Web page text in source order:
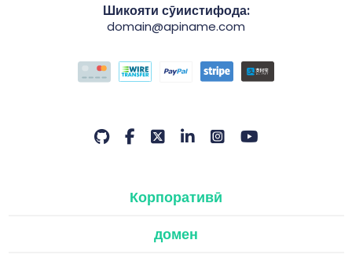
Шикояти сӯиистифода:
domain@apiname.com
Корпоративӣ
домен